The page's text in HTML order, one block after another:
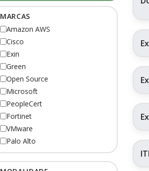
MARCAS
Amazon AWS
Cisco
Exin
Green
Open Source
Microsoft
PeopleCert
Fortinet
VMware
Palo Alto